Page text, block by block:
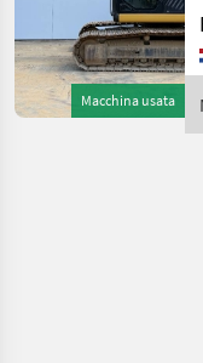
Macchina usata